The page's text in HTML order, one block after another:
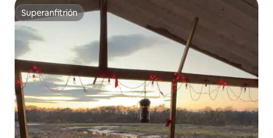
Superanfitrión
Superanfitrión